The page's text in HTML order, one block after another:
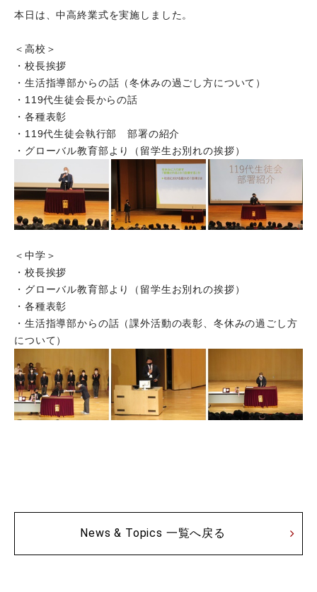
本日は、中高終業式を実施しました。
＜高校＞
・校長挨拶
・生活指導部からの話（冬休みの過ごし方について）
・119代生徒会長からの話
・各種表彰
・119代生徒会執行部 部署の紹介
・グローバル教育部より（留学生お別れの挨拶）
＜中学＞
・校長挨拶
・グローバル教育部より（留学生お別れの挨拶）
・各種表彰
・生活指導部からの話（課外活動の表彰、冬休みの過ごし方
について）
News & Topics 一覧へ戻る